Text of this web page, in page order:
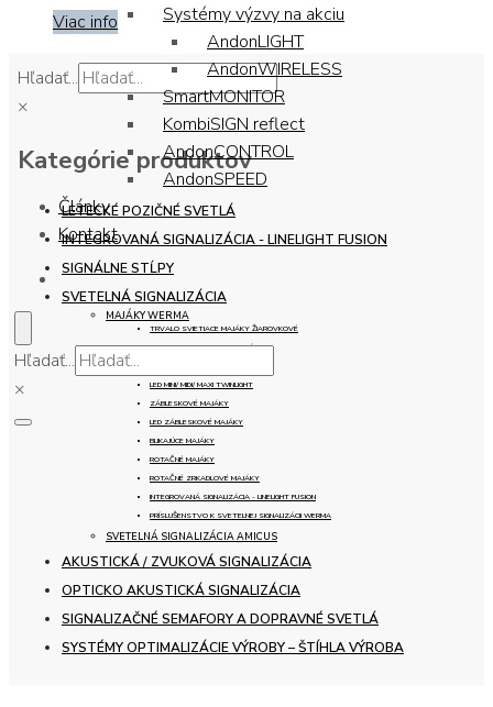
Systémy výzvy na akciu
AndonLIGHT
AndonWIRELESS
SmartMONITOR
KombiSIGN reflect
AndonCONTROL
AndonSPEED
Články
Kontakt
Hľadať...
×
Viac info
Hľadať...
×
Kategórie produktov
LETECKÉ POZIČNÉ SVETLÁ
INTEGROVANÁ SIGNALIZÁCIA - LINELIGHT FUSION
SIGNÁLNE STĹPY
SVETELNÁ SIGNALIZÁCIA
MAJÁKY WERMA
TRVALO SVIETIACE MAJÁKY ŽIAROVKOVÉ
LED TRVALO SVIETIACE MAJÁKY
LED MINI/ MIDI/ MAXI TWINLIGHT
ZÁBLESKOVÉ MAJÁKY
LED ZÁBLESKOVÉ MAJÁKY
BLIKAJÚCE MAJÁKY
ROTAČNÉ MAJÁKY
ROTAČNÉ ZRKADLOVÉ MAJÁKY
INTEGROVANÁ SIGNALIZÁCIA - LINELIGHT FUSION
PRÍSLUŠENSTVO K SVETELNEJ SIGNALIZÁCII WERMA
SVETELNÁ SIGNALIZÁCIA AMICUS
AKUSTICKÁ / ZVUKOVÁ SIGNALIZÁCIA
OPTICKO AKUSTICKÁ SIGNALIZÁCIA
SIGNALIZAČNÉ SEMAFORY A DOPRAVNÉ SVETLÁ
SYSTÉMY OPTIMALIZÁCIE VÝROBY – ŠTÍHLA VÝROBA